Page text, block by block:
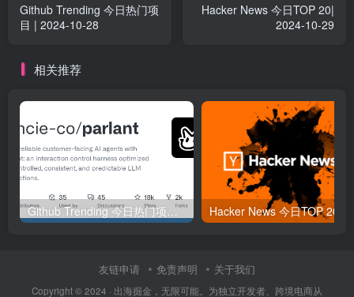
Github Trending 今日热门项
目 | 2024-10-28
Hacker News 今日TOP 20|
2024-10-29
相关推荐
Github Trending 今日热门项目 | 2025-09-06
友链申请 免责声明 关于我们
Copyright © 2024 · 出海掘金，无限可能。为独立开发者、跨境电商从